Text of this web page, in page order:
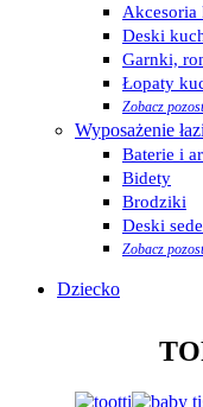
Akcesoria
Deski
Garnki,
Łopaty
Zobacz
Wyposażenie
Baterie i
Bidety
Brodziki
Deski
Zobacz
Dziecko